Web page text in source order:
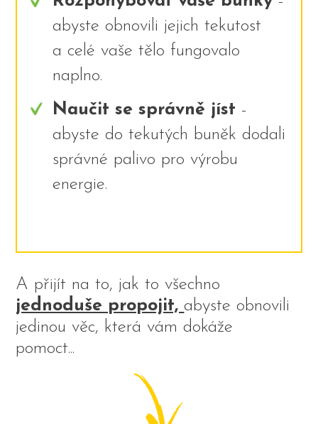
abyste obnovili jejich tekutost
a celé vaše tělo fungovalo
naplno.
Naučit se správně jíst -
abyste do tekutých buněk dodali
správné palivo pro výrobu
energie.
A přijít na to, jak to všechno
jednoduše propojit, abyste obnovili
jedinou věc, která vám dokáže
pomoct...